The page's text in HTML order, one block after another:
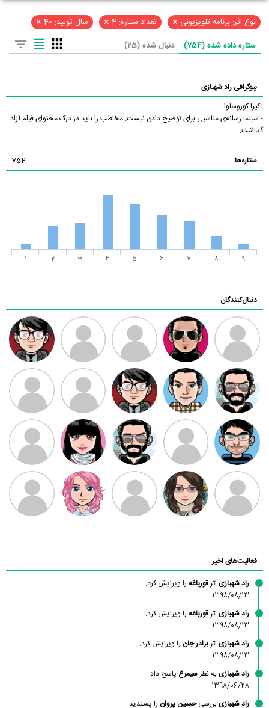
نوع اثر: برنامه تلویزیونی × تعداد ستاره: 4 × سال تولید: 40 ×
ستاره داده شده (754) دنبال شده (25)
بیوگرافی راد شهبازی
آکیرا کوروساوا:
- سینما رسانه‌ی مناسبی برای توضیح دادن نیست. مخاطب را باید در درک محتوای فیلم آزاد
گذاشت.
ستاره‌ها 754
1 2 3 4 5 6 7 8 9
دنبال‌کنندگان
ممدرضا رضا کاظمی زهرا ~ ابتین
سید محمد
موسوی
مهدی فرهمند مهدی سلطانی داود رضیی
طرفدار میلی
بابی براون
کیوان کیانی
سامان راحمی امیردلتا امیروو ملیکا منتظری عارفه داستانپور
فعالیت‌های اخیر
راد شهبازی اثرقورباغه را ویرایش کرد.
1398/08/13
راد شهبازی اثرقورباغه را ویرایش کرد.
1398/08/13
راد شهبازی اثربرادر جان را ویرایش کرد.
1398/08/13
راد شهبازیبه نظرسیمرغ پاسخ داد.
1398/06/28
راد شهبازیبررسیحسین پروان را پسندید.